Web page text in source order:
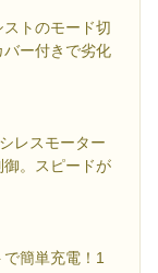
トのモード切
ー付きで劣化
レスモーター
。スピードが
簡単充電！1